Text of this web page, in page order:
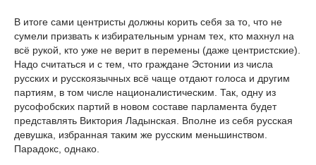
В итоге сами центристы должны корить себя за то, что не
сумели призвать к избирательным урнам тех, кто махнул на
всё рукой, кто уже не верит в перемены (даже центристские).
Надо считаться и с тем, что граждане Эстонии из числа
русских и русскоязычных всё чаще отдают голоса и другим
партиям, в том числе националистическим. Так, одну из
русофобских партий в новом составе парламента будет
представлять Виктория Ладынская. Вполне из себя русская
девушка, избранная таким же русским меньшинством.
Парадокс, однако.